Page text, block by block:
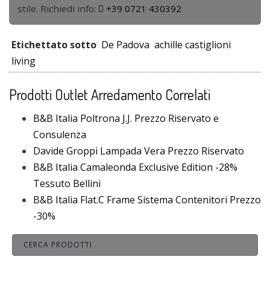
stile. Richiedi info:
+39 0721 430392
Etichettato sotto De Padova achille castiglioni
living
Prodotti Outlet Arredamento Correlati
B&B Italia Poltrona J.J. Prezzo Riservato e
Consulenza
Davide Groppi Lampada Vera Prezzo Riservato
B&B Italia Camaleonda Exclusive Edition -28%
Tessuto Bellini
B&B Italia Flat.C Frame Sistema Contenitori Prezzo
-30%